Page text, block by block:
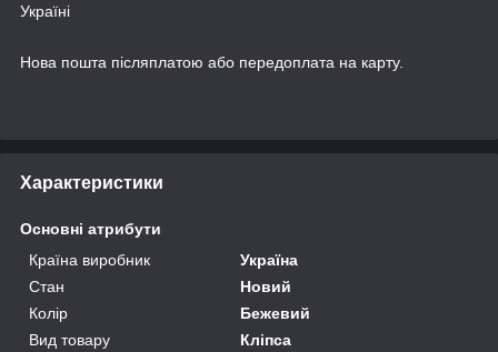
Україні
Нова пошта післяплатою або передоплата на карту.
Характеристики
Основні атрибути
Країна виробник
Україна
Стан
Новий
Колір
Бежевий
Вид товару
Кліпса